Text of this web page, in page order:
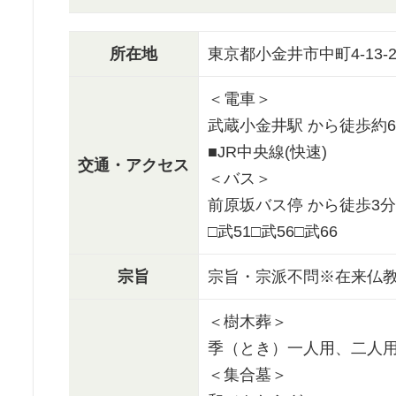
所在地 東京都小金井市中町4-13-
交通・アクセス
＜電車＞
武蔵小金井駅 から徒歩約
■JR中央線(快速)
＜バス＞
前原坂バス停 から徒歩3分
□武51□武56□武66
宗旨 宗旨・宗派不問※在来仏
＜樹木葬＞
季（とき）一人用、二人用
＜集合墓＞